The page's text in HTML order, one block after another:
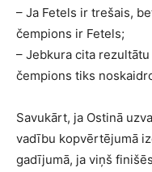
– Ja Fetels ir trešais,
čempions ir Fetels;
– Jebkura cita
čempions tiks
Savukārt, ja Ostinā
vadību kopvērtējumā
gadījumā, ja viņš